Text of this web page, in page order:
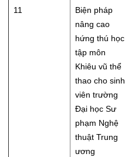
11
Biện pháp
nâng cao
hứng thú học
tập môn
Khiêu vũ thể
thao cho sinh
viên trường
Đại học Sư
phạm Nghệ
thuật Trung
ương